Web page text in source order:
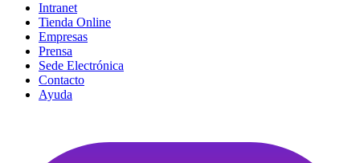
Intranet
Tienda Online
Empresas
Prensa
Sede Electrónica
Contacto
Ayuda